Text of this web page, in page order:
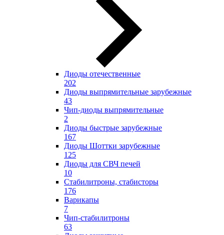
Диоды отечественные
202
Диоды выпрямительные зарубежные
43
Чип-диоды выпрямительные
2
Диоды быстрые зарубежные
167
Диоды Шоттки зарубежные
125
Диоды для СВЧ печей
10
Стабилитроны, стабисторы
176
Варикапы
7
Чип-стабилитроны
63